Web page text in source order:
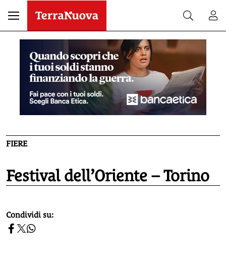
FIERE
Festival dell’Oriente – Torino
homepage h2
Condividi su: